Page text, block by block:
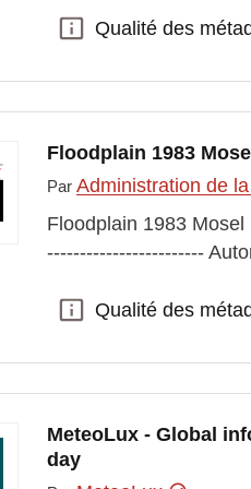
Qualité des
Qualité des
Floodplain 1983 Mosel
ParAdministration de
Floodplain 1983
------------------------
Qualité des
Qualité des
MeteoLux - Global
day